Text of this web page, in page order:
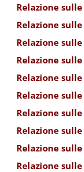
Relazione
Relazione
Relazione
Relazione
Relazione
Relazione
Relazione
Relazione
Relazione
Relazione